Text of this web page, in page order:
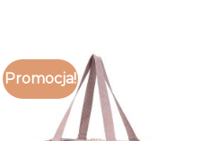
Promocja!